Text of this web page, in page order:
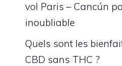
vol Paris – Cancún
inoubliable
Quels sont les
CBD sans THC ?